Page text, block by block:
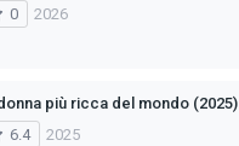
0
2026
più ricca del mondo (2025)
6.4
2025